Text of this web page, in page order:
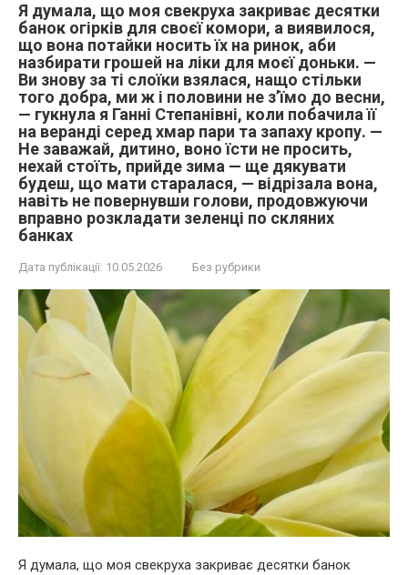
Я думала, що моя свекруха закриває десятки
банок огірків для своєї комори, а виявилося,
що вона потайки носить їх на ринок, аби
назбирати грошей на ліки для моєї доньки. —
Ви знову за ті слоїки взялася, нащо стільки
того добра, ми ж і половини не з’їмо до весни,
— гукнула я Ганні Степанівні, коли побачила її
на веранді серед хмар пари та запаху кропу. —
Не заважай, дитино, воно їсти не просить,
нехай стоїть, прийде зима — ще дякувати
будеш, що мати старалася, — відрізала вона,
навіть не повернувши голови, продовжуючи
вправно розкладати зеленці по скляних
банках
Дата публікації: 10.05.2026 Без рубрики
Я думала, що моя свекруха закриває десятки банок